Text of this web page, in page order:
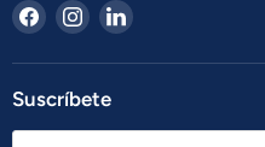
Encuéntrenos
en
Facebook
Encuéntrenos
en
Instagram
Encuéntrenos
LinkedIn
Suscríbete